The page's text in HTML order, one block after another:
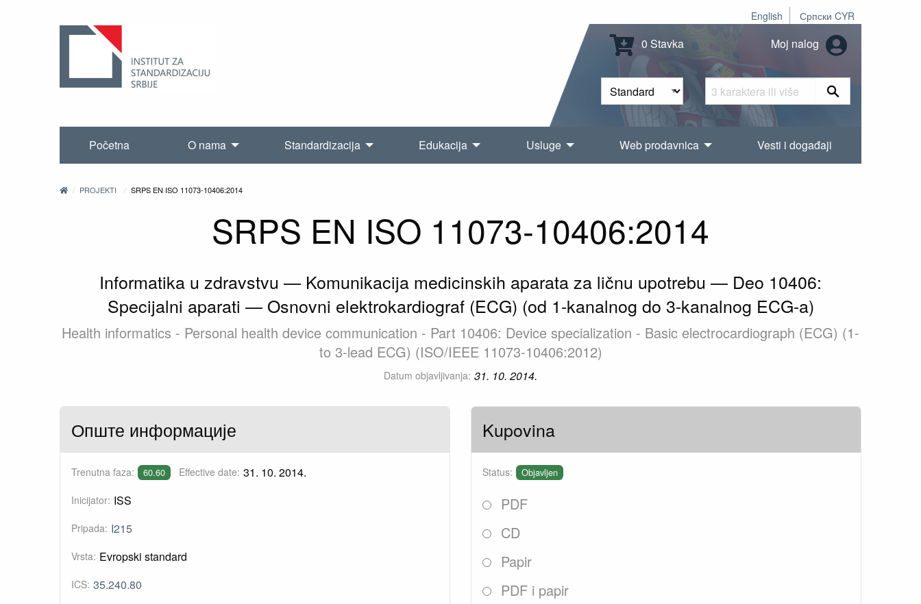
English Српски CYR
0 Stavka Moj nalog
Početna O nama Standardizacija Edukacija Usluge Web prodavnica Vesti i događaji
PROJEKTI SRPS EN ISO 11073-10406:2014
SRPS EN ISO 11073-10406:2014
Informatika u zdravstvu — Komunikacija medicinskih aparata za ličnu upotrebu — Deo 10406:
Specijalni aparati — Osnovni elektrokardiograf (ECG) (od 1-kanalnog do 3-kanalnog ECG-a)
Health informatics - Personal health device communication - Part 10406: Device specialization - Basic electrocardiograph (ECG) (1-
to 3-lead ECG) (ISO/IEEE 11073-10406:2012)
Datum objavljivanja: 31. 10. 2014.
Опште информације
Trenutna faza: 60.60 Effective date: 31. 10. 2014.
Inicijator: ISS
Pripada: I215
Vrsta: Evropski standard
ICS: 35.240.80
Kupovina
Status: Objavljen
PDF
CD
Papir
PDF i papir